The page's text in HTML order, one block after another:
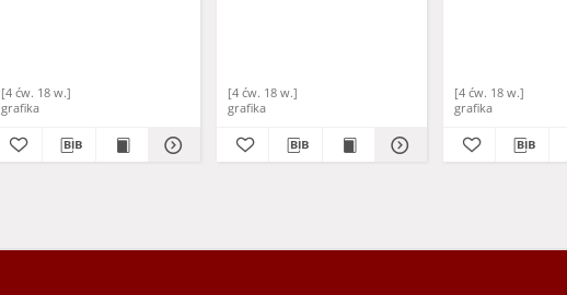
[4 ćw. 18 w.]
grafika
[4 ćw. 18 w.]
grafika
[4 ćw. 18 w.]
grafika